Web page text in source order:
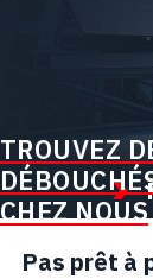
TROUVEZ
CHEZ NOUS
Pas prêt à